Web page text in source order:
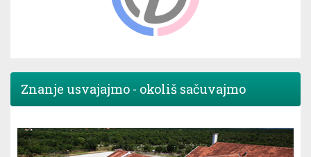
Znanje usvajajmo - okoliš sačuvajmo